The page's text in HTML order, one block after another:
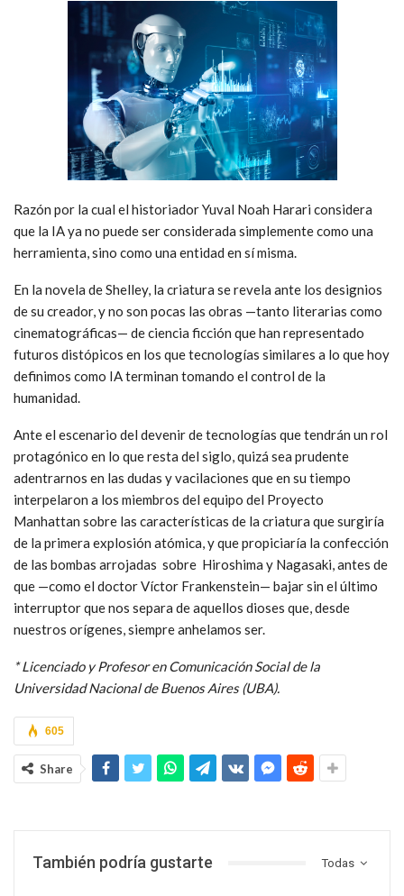
Razón por la cual el historiador Yuval Noah Harari considera
que la IA ya no puede ser considerada simplemente como una
herramienta, sino como una entidad en sí misma.
En la novela de Shelley, la criatura se revela ante los designios
de su creador, y no son pocas las obras —tanto literarias como
cinematográficas— de ciencia ficción que han representado
futuros distópicos en los que tecnologías similares a lo que hoy
definimos como IA terminan tomando el control de la
humanidad.
Ante el escenario del devenir de tecnologías que tendrán un rol
protagónico en lo que resta del siglo, quizá sea prudente
adentrarnos en las dudas y vacilaciones que en su tiempo
interpelaron a los miembros del equipo del Proyecto
Manhattan sobre las características de la criatura que surgiría
de la primera explosión atómica, y que propiciaría la confección
de las bombas arrojadas sobre Hiroshima y Nagasaki, antes de
que —como el doctor Víctor Frankenstein— bajar sin el último
interruptor que nos separa de aquellos dioses que, desde
nuestros orígenes, siempre anhelamos ser.
* Licenciado y Profesor en Comunicación Social de la
Universidad Nacional de Buenos Aires (UBA).
605
Share
Todas
También podría gustarte